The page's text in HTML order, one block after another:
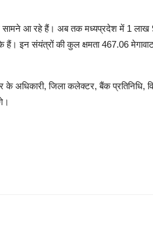
सामने आ रहे हैं। अब तक मध्यप्रदेश में 1
इन संयंत्रों की कुल क्षमता 467.06
अधिकारी, जिला कलेक्टर, बैंक प्रतिनिधि,